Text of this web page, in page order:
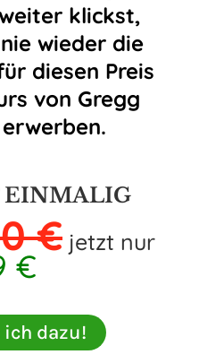
klickst,
wieder die
diesen Preis
von Gregg
EINMALIG
€jetzt nur
€
ich dazu!